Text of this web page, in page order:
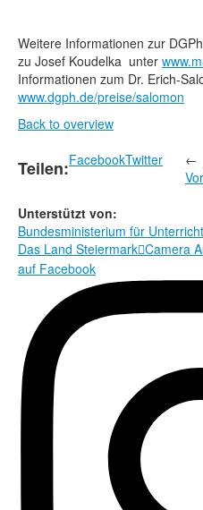
Weitere Informationen zur
zu Josef Koudelka unter
Informationen zum Dr. Erich-
www.dgph.de/preise/salomon
Back to overview
Teilen:FacebookTwitter
←
Unterstützt von:
Bundesministerium für
Das Land SteiermarkCamera
auf Facebook